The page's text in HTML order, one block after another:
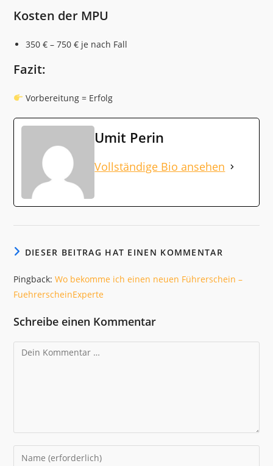
Kosten der MPU
350 € – 750 € je nach Fall
Fazit:
Vorbereitung = Erfolg
Umit Perin
Vollständige Bio ansehen
DIESER BEITRAG HAT EINEN KOMMENTAR
Pingback:Wo bekomme ich einen neuen Führerschein –
FuehrerscheinExperte
Schreibe einen Kommentar
Kommentar
Gib